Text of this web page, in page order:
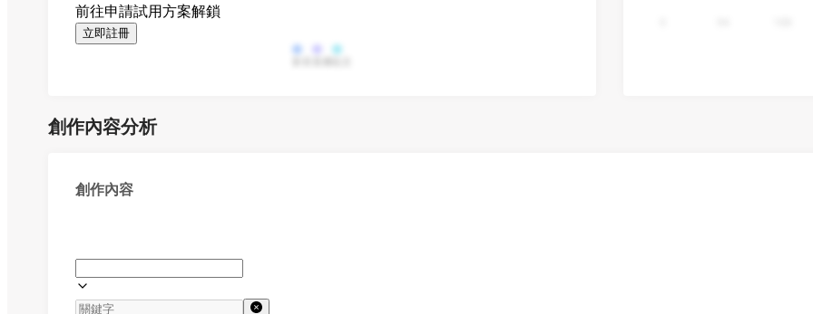
前往申請試用方案解鎖
立即註冊
創作內容分析
創作內容